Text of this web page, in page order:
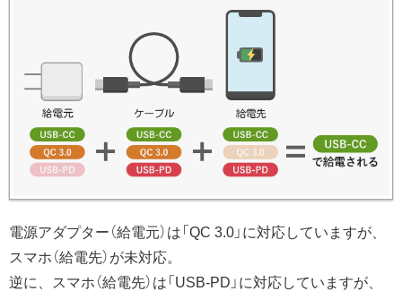
電源アダプター（給電元）は「QC 3.0」に対応していますが、
スマホ（給電先）が未対応。
逆に、スマホ（給電先）は「USB-PD」に対応していますが、